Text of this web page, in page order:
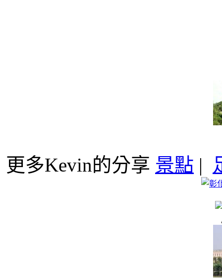
更多Kevin的分享 景點 |